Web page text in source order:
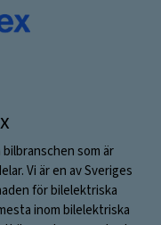
som är
Vi är en av Sveriges
för bilelektriska
inom bilelektriska